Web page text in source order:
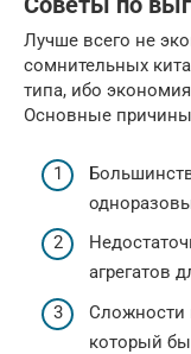
Лучше всего не
сомнительных
типа, ибо
Основные
агрегатов
Сложности
который